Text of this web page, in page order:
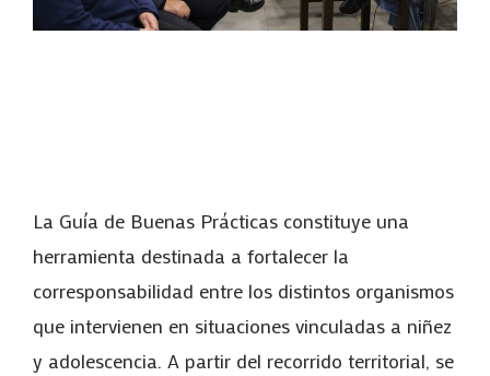
La Guía de Buenas Prácticas constituye una
herramienta destinada a fortalecer la
corresponsabilidad entre los distintos organismos
que intervienen en situaciones vinculadas a niñez
y adolescencia. A partir del recorrido territorial, se